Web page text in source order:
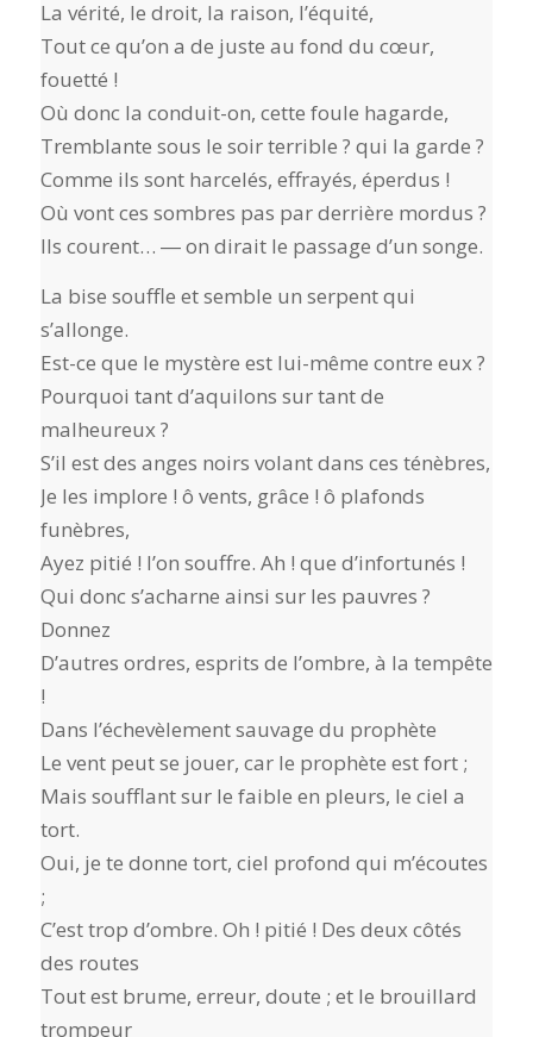
La vérité, le droit, la raison, l’équité,
Tout ce qu’on a de juste au fond du cœur,
fouetté !
Où donc la conduit-on, cette foule hagarde,
Tremblante sous le soir terrible ? qui la garde ?
Comme ils sont harcelés, effrayés, éperdus !
Où vont ces sombres pas par derrière mordus ?
Ils courent… ― on dirait le passage d’un songe.
La bise souffle et semble un serpent qui
s’allonge.
Est-ce que le mystère est lui-même contre eux ?
Pourquoi tant d’aquilons sur tant de
malheureux ?
S’il est des anges noirs volant dans ces ténèbres,
Je les implore ! ô vents, grâce ! ô plafonds
funèbres,
Ayez pitié ! l’on souffre. Ah ! que d’infortunés !
Qui donc s’acharne ainsi sur les pauvres ?
Donnez
D’autres ordres, esprits de l’ombre, à la tempête
!
Dans l’échevèlement sauvage du prophète
Le vent peut se jouer, car le prophète est fort ;
Mais soufflant sur le faible en pleurs, le ciel a
tort.
Oui, je te donne tort, ciel profond qui m’écoutes
;
C’est trop d’ombre. Oh ! pitié ! Des deux côtés
des routes
Tout est brume, erreur, doute ; et le brouillard
trompeur